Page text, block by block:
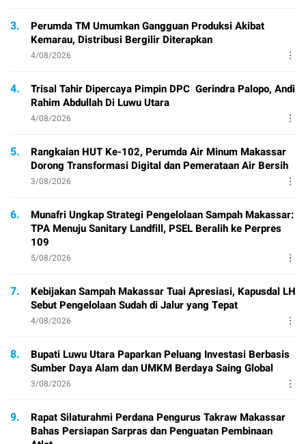
3.
Perumda TM Umumkan Gangguan Produksi Akibat
Kemarau, Distribusi Bergilir Diterapkan
4/08/2026
4.
Trisal Tahir Dipercaya Pimpin DPC Gerindra Palopo, Andi
Rahim Abdullah Di Luwu Utara
4/08/2026
5.
Rangkaian HUT Ke-102, Perumda Air Minum Makassar
Dorong Transformasi Digital dan Pemerataan Air Bersih
3/08/2026
6.
Munafri Ungkap Strategi Pengelolaan Sampah Makassar:
TPA Menuju Sanitary Landfill, PSEL Beralih ke Perpres
109
5/08/2026
7.
Kebijakan Sampah Makassar Tuai Apresiasi, Kapusdal LH
Sebut Pengelolaan Sudah di Jalur yang Tepat
4/08/2026
8.
Bupati Luwu Utara Paparkan Peluang Investasi Berbasis
Sumber Daya Alam dan UMKM Berdaya Saing Global
3/08/2026
9.
Rapat Silaturahmi Perdana Pengurus Takraw Makassar
Bahas Persiapan Sarpras dan Penguatan Pembinaan